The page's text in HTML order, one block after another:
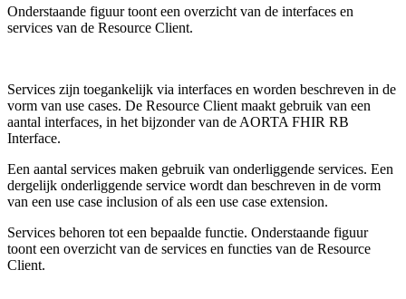
Onderstaande figuur toont een overzicht van de interfaces en
services van de Resource Client.
Services zijn toegankelijk via interfaces en worden beschreven in de
vorm van use cases. De Resource Client maakt gebruik van een
aantal interfaces, in het bijzonder van de AORTA FHIR RB
Interface.
Een aantal services maken gebruik van onderliggende services. Een
dergelijk onderliggende service wordt dan beschreven in de vorm
van een use case inclusion of als een use case extension.
Services behoren tot een bepaalde functie. Onderstaande figuur
toont een overzicht van de services en functies van de Resource
Client.